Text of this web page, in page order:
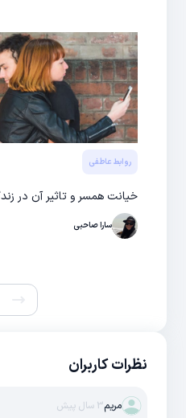
روابط عاطفی
خیانت همسر و تاثیر آن در
سارا صاحبی
نظرات کاربران
مریم3 سال پیش